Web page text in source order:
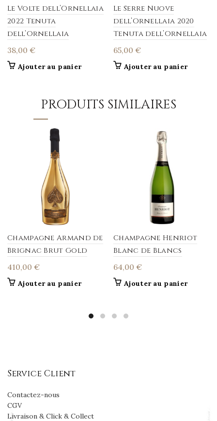
Le Volte dell’Ornellaia
2022 Tenuta
dell’Ornellaia
38,00 €
Ajouter au panier
Le Serre Nuove
dell’Ornellaia 2020
Tenuta dell’Ornellaia
65,00 €
Ajouter au panier
PRODUITS SIMILAIRES
Champagne Armand de
Brignac Brut Gold
410,00 €
Ajouter au panier
Champagne Henriot
Blanc de Blancs
64,00 €
Ajouter au panier
Service Client
Contactez-nous
CGV
Livraison & Click & Collect